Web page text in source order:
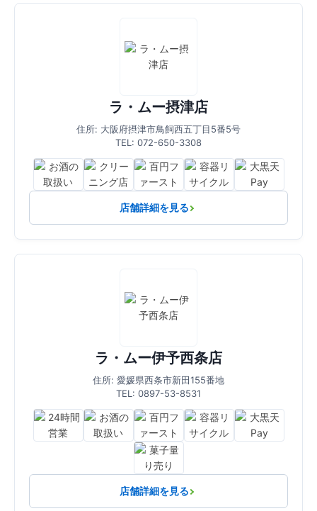
ラ・ムー摂津店
住所: 大阪府摂津市鳥飼西五丁目5番5号
TEL: 072-650-3308
店舗詳細を見る
ラ・ムー伊予西条店
住所: 愛媛県西条市新田155番地
TEL: 0897-53-8531
店舗詳細を見る